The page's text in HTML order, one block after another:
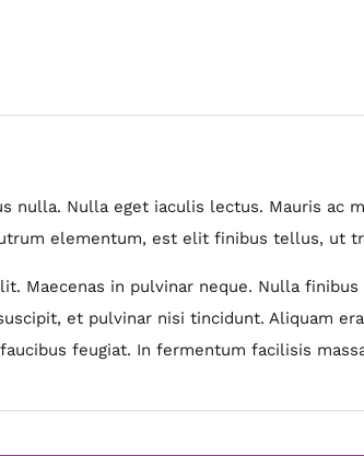
nulla. Nulla eget iaculis lectus. Mauris ac
elementum, est elit finibus tellus, ut
Maecenas in pulvinar neque. Nulla
et pulvinar nisi tincidunt. Aliquam
feugiat. In fermentum facilisis